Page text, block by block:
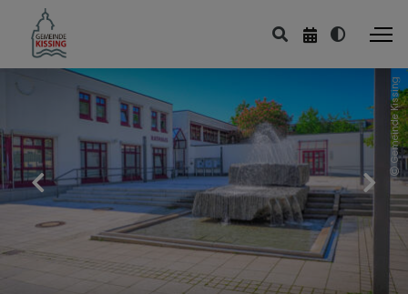
Leben & Wohnen
Bildung & Kultur
Sport & Freizeit
Kirchen & Friedhof
Ver- & Entsorgung
Gemeinde Kissing